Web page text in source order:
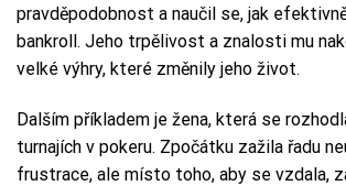
pravděpodobnost a naučil se, jak
bankroll. Jeho trpělivost a znalosti mu
velké výhry, které změnily jeho život.
Dalším příkladem je žena, která se
turnajích v pokeru. Zpočátku zažila řadu
frustrace, ale místo toho, aby se vzdala,